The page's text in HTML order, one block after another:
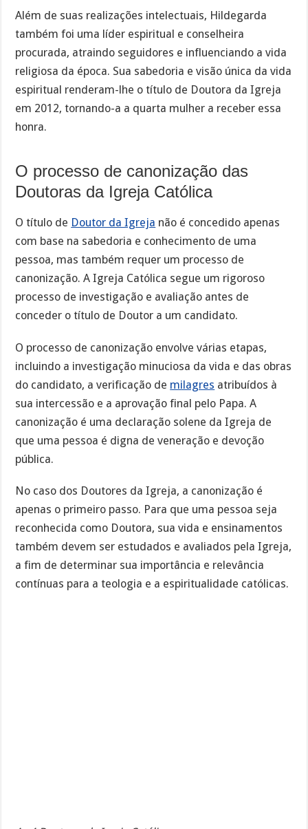
Além de suas realizações intelectuais, Hildegarda
também foi uma líder espiritual e conselheira
procurada, atraindo seguidores e influenciando a vida
religiosa da época. Sua sabedoria e visão única da vida
espiritual renderam-lhe o título de Doutora da Igreja
em 2012, tornando-a a quarta mulher a receber essa
honra.
O processo de canonização das
Doutoras da Igreja Católica
O título de Doutor da Igreja não é concedido apenas
com base na sabedoria e conhecimento de uma
pessoa, mas também requer um processo de
canonização. A Igreja Católica segue um rigoroso
processo de investigação e avaliação antes de
conceder o título de Doutor a um candidato.
O processo de canonização envolve várias etapas,
incluindo a investigação minuciosa da vida e das obras
do candidato, a verificação de milagres atribuídos à
sua intercessão e a aprovação final pelo Papa. A
canonização é uma declaração solene da Igreja de
que uma pessoa é digna de veneração e devoção
pública.
No caso dos Doutores da Igreja, a canonização é
apenas o primeiro passo. Para que uma pessoa seja
reconhecida como Doutora, sua vida e ensinamentos
também devem ser estudados e avaliados pela Igreja,
a fim de determinar sua importância e relevância
contínuas para a teologia e a espiritualidade católicas.